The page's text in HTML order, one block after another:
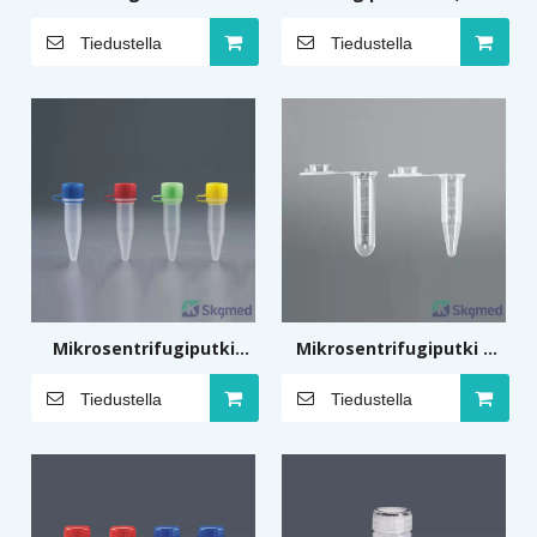
mikrosentrifugiputki 0,5
ml Itsestään seisova
Tiedustella Tiedustella
Mikrosentrifugiputki
linkitetyllä kierrekorkilla
1,5 ml
Tiedustella
Mikrosentrifugiputki 2
Tiedustella